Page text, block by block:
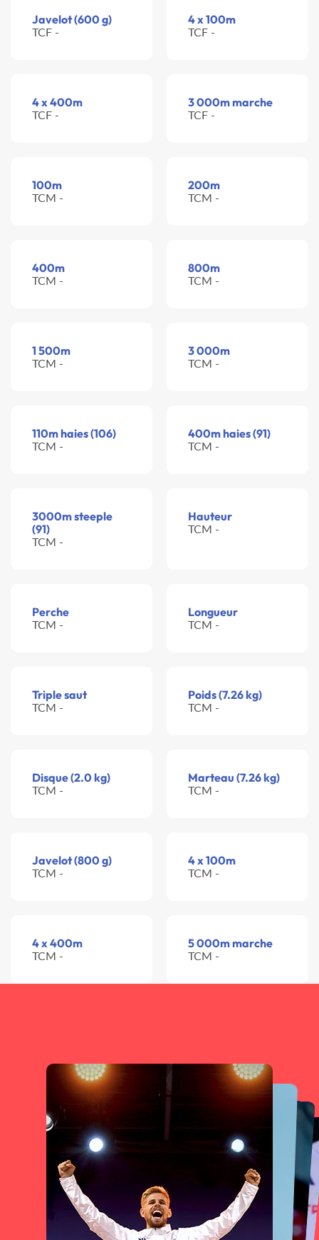
Javelot (600 g)
TCF -
4 x 100m
TCF -
4 x 400m
TCF -
3 000m marche
TCF -
100m
TCM -
200m
TCM -
400m
TCM -
800m
TCM -
1 500m
TCM -
3 000m
TCM -
110m haies (106)
TCM -
400m haies (91)
TCM -
3000m steeple
(91)
TCM -
Hauteur
TCM -
Perche
TCM -
Longueur
TCM -
Triple saut
TCM -
Poids (7.26 kg)
TCM -
Disque (2.0 kg)
TCM -
Marteau (7.26 kg)
TCM -
Javelot (800 g)
TCM -
4 x 100m
TCM -
4 x 400m
TCM -
5 000m marche
TCM -